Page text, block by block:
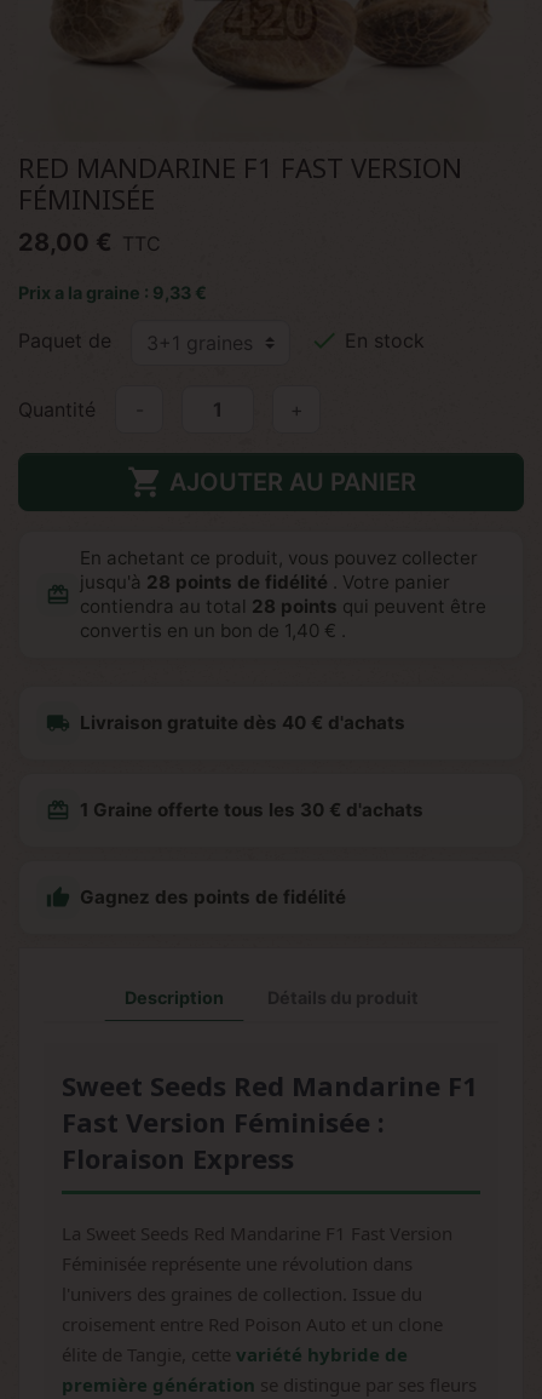
RED MANDARINE F1 FAST VERSION
FÉMINISÉE
28,00 € TTC
Prix a la graine : 9,33 €
Paquet de  En stock
Quantité +
 AJOUTER AU PANIER
redeem
En achetant ce produit, vous pouvez collecter
jusqu'à 28 points de fidélité . Votre panier
contiendra au total 28 points qui peuvent être
convertis en un bon de 1,40 € .
local_shipping Livraison gratuite dès 40 € d'achats
redeem 1 Graine offerte tous les 30 € d'achats
 Gagnez des points de fidélité
Description
Sweet Seeds Red Mandarine F1
Fast Version Féminisée :
Floraison Express
La Sweet Seeds Red Mandarine F1 Fast Version
Féminisée représente une révolution dans
l'univers des graines de collection. Issue du
croisement entre Red Poison Auto et un clone
élite de Tangie, cette variété hybride de
première génération se distingue par ses fleurs